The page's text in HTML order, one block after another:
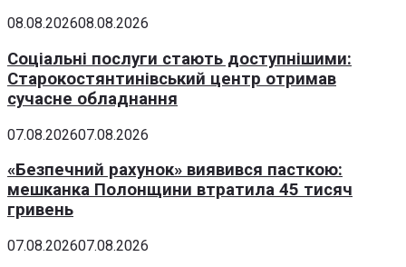
08.08.202608.08.2026
Соціальні послуги стають доступнішими:
Старокостянтинівський центр отримав
сучасне обладнання
07.08.202607.08.2026
«Безпечний рахунок» виявився пасткою:
мешканка Полонщини втратила 45 тисяч
гривень
07.08.202607.08.2026